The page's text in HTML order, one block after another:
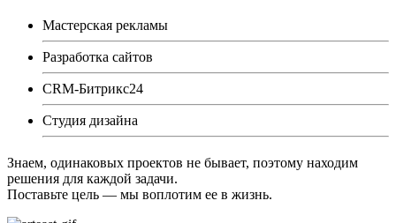
Мастерская рекламы
Разработка сайтов
CRM-Битрикс24
Студия дизайна
Знаем, одинаковых проектов не бывает, поэтому находим
решения для каждой задачи.
Поставьте цель — мы воплотим ее в жизнь.